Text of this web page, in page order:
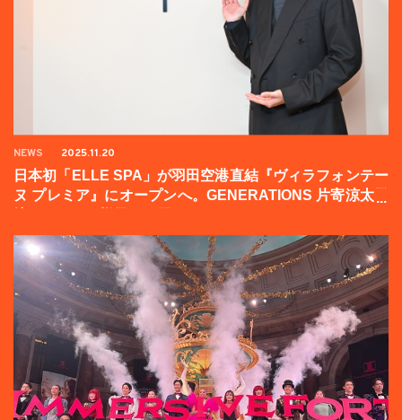
NEWS 2025.11.20
日本初「ELLE SPA」が羽田空港直結『ヴィラフォンテー
ヌ プレミア』にオープンへ。GENERATIONS 片寄涼太登